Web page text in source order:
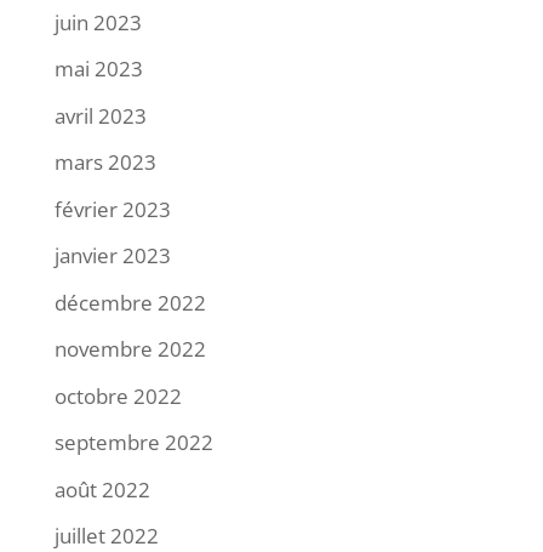
juin 2023
mai 2023
avril 2023
mars 2023
février 2023
janvier 2023
décembre 2022
novembre 2022
octobre 2022
septembre 2022
août 2022
juillet 2022